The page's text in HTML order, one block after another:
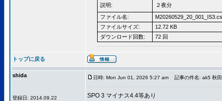
説明:
２夜分
ファイル名:
ファイルサイズ:
12.72 KB
ダウンロード回数:
72 回
トップに戻る
shida
登録日: 2014.09.22
日時: Mon Jun 01, 2026 5:27 am 記事の件名: ak5
SPO 3 マイナス4.4等あり